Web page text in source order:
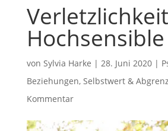
von Sylvia Harke | 28. Juni 2020|
Beziehungen, Selbstwert &
Kommentar